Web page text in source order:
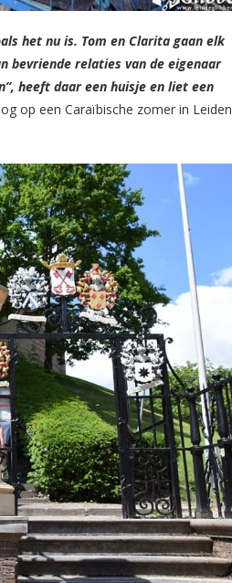
het nu is. Tom en Clarita gaan elk
bevriende relaties van de eigenaar
heeft daar een huisje en liet een
op een Caraïbische zomer in Leiden